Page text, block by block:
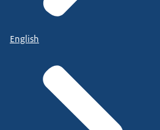
English